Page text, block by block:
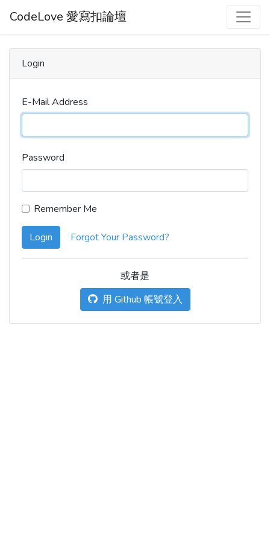
CodeLove 愛寫扣論壇
Login
E-Mail Address
Password
Remember Me
Login Forgot Your Password?
或者是
用 Github 帳號登入